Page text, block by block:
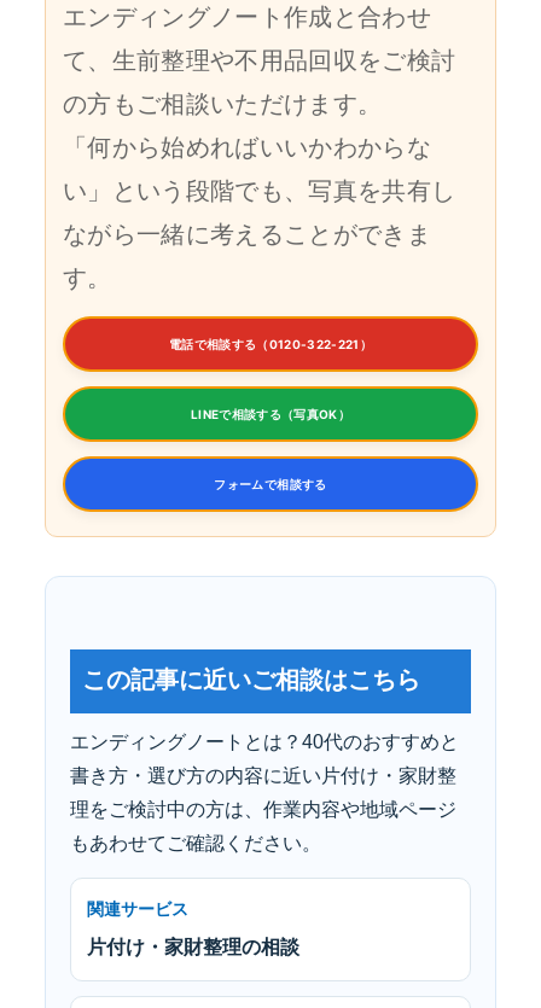
エンディングノート作成と合わせ
て、生前整理や不用品回収をご検討
の方もご相談いただけます。
「何から始めればいいかわからな
い」という段階でも、写真を共有し
ながら一緒に考えることができま
す。
電話で相談する（0120-322-221）
LINEで相談する（写真OK）
フォームで相談する
この記事に近いご相談はこちら
エンディングノートとは？40代のおすすめと
書き方・選び方の内容に近い片付け・家財整
理をご検討中の方は、作業内容や地域ページ
もあわせてご確認ください。
関連サービス
片付け・家財整理の相談